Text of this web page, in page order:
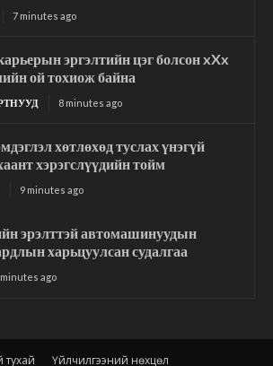
7 minutes ago
эргэлтийн цэг болсон xXx
ой тохиож байна
8 minutes ago
хөтлөхөд туслах үнэгүй
хэрэгслүүдийн тойм
9 minutes ago
эрэлттэй автомашинуудын
харьцуулсан судалгаа
minutes ago
Үйлчилгээний нөхцөл